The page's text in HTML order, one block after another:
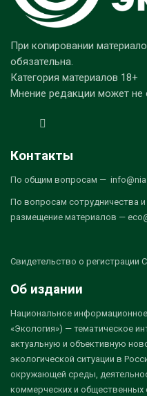
При копировании
обязательна.
Категория материалов 18+
Мнение редакции может не
Контакты
По общим вопросам —
По вопросам сотрудничества и
размещение материалов —
Свидетельство о
Об издании
Национальное
«Экология») — тематическое
актуальную и объективную
экологической ситуации в
окружающей среды,
коммерческих и общественных